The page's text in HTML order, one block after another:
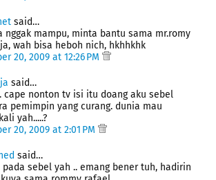
said…
nggak mampu, minta bantu sama mr.romy
wah bisa heboh nich, hkhhkhk
20, 2009 at 12:26 PM
said…
cape nonton tv isi itu doang aku sebel
pemimpin yang curang. dunia mau
kali yah.....?
20, 2009 at 2:01 PM
said…
pada sebel yah .. emang bener tuh, hadirin